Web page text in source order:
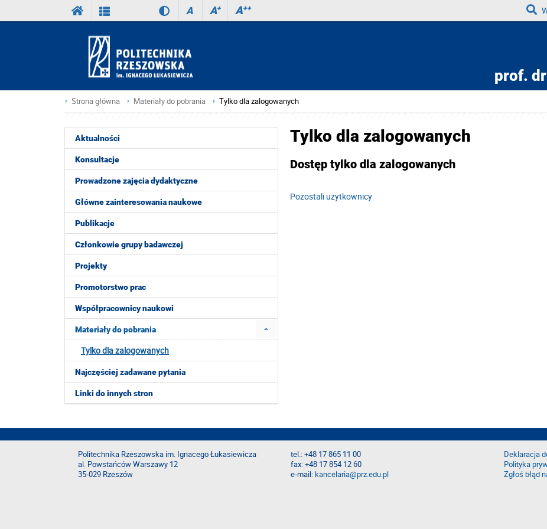
A A+ A++
prof.
Strona główna Materiały do pobrania Tylko dla zalogowanych
Aktualności
Konsultacje
Prowadzone zajęcia dydaktyczne
Główne zainteresowania naukowe
Publikacje
Członkowie grupy badawczej
Projekty
Promotorstwo prac
Współpracownicy naukowi
Materiały do pobrania
Tylko dla zalogowanych
Najczęściej zadawane pytania
Linki do innych stron
Tylko dla zalogowanych
Dostęp tylko dla zalogowanych
Pozostali użytkownicy
Politechnika Rzeszowska im. Ignacego Łukasiewicza
al. Powstańców Warszawy 12
35-029 Rzeszów
tel.: +48 17 865 11 00
fax: +48 17 854 12 60
e-mail:kancelaria@prz.edu.pl
Deklaracja
Polityka
Zgłoś błąd